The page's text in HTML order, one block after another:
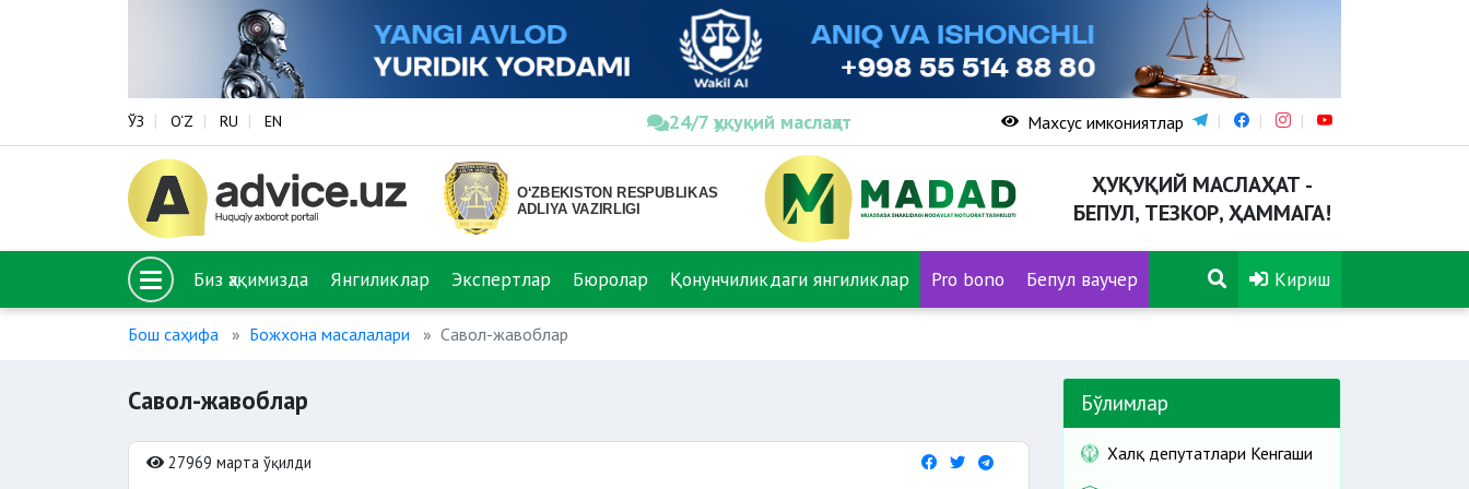
ЎЗ O‘Z RU EN 24/7 ҳуқуқий маслаҳат Махсус имкониятлар
ҲУҚУҚИЙ МАСЛАҲАТ -
БЕПУЛ, ТЕЗКОР, ҲАММАГА!
Биз ҳақимизда Янгиликлар Экспертлар Бюролар Қонунчиликдаги янгиликлар Pro bono Бепул ваучер Кириш
Бош саҳифа Божхона масалалари Савол-жавоблар
Савол-жавоблар
27969 марта ўқилди
Бўлимлар
Халқ депутатлари Кенгаши